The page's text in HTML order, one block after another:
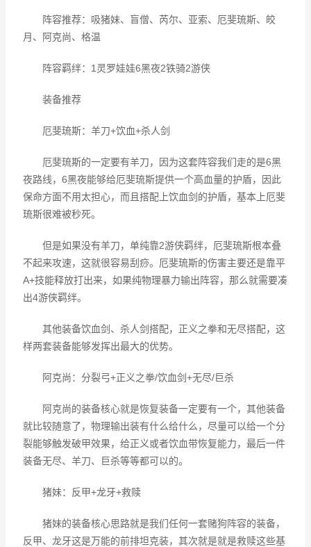
阵容推荐：吸猪妹、盲僧、芮尔、亚索、厄斐琉斯、皎
月、阿克尚、格温
阵容羁绊：1灵罗娃娃6黑夜2铁骑2游侠
装备推荐
厄斐琉斯：羊刀+饮血+杀人剑
厄斐琉斯的一定要有羊刀，因为这套阵容我们走的是6黑
夜路线，6黑夜能够给厄斐琉斯提供一个高血量的护盾，因此
保命方面不用太担心，而且搭配上饮血剑的护盾，基本上厄斐
琉斯很难被秒死。
但是如果没有羊刀，单纯靠2游侠羁绊，厄斐琉斯根本叠
不起来攻速，这就很容易刮痧。厄斐琉斯的伤害主要还是靠平
A+技能释放打出来，如果纯物理暴力输出阵容，那么就需要凑
出4游侠羁绊。
其他装备饮血剑、杀人剑搭配，正义之拳和无尽搭配，这
样两套装备能够发挥出最大的优势。
阿克尚：分裂弓+正义之拳/饮血剑+无尽/巨杀
阿克尚的装备核心就是恢复装备一定要有一个，其他装备
就比较随意了，物理输出装有什么给什么，尽量可以给一个分
裂能够触发破甲效果，给正义或者饮血带恢复能力，最后一件
装备无尽、羊刀、巨杀等等都可以的。
猪妹：反甲+龙牙+救赎
猪妹的装备核心思路就是我们任何一套赌狗阵容的装备，
反甲、龙牙这是万能的前排坦克装，其次就是就是救赎这些基